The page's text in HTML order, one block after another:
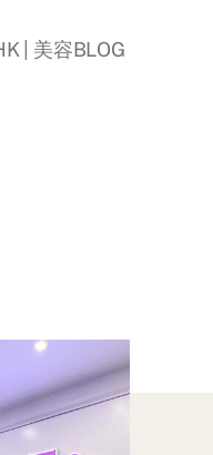
| 美容BLOG